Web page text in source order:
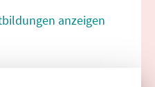
anzeigen